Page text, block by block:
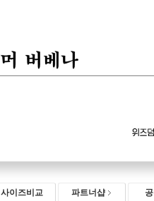
사이즈비교 파트너샵